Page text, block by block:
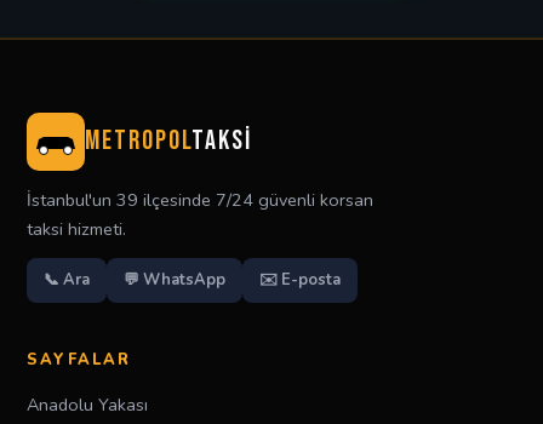
METROPOLTAKSİ
İstanbul'un 39 ilçesinde 7/24 güvenli korsan
taksi hizmeti.
📞 Ara 💬 WhatsApp ✉️ E-posta
SAYFALAR
Anadolu Yakası